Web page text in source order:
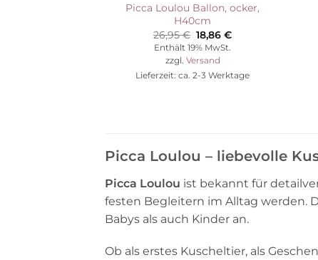
Picca Loulou Ballon, ocker,
H40cm
26,95€ Ursprünglicher
Preis
war:
26,95 €
18,86€Aktueller
Enthält 19% MwSt.
zzgl. Versand
Lieferzeit: ca. 2-3 Werktage
Picca Loulou – liebevolle
Picca Loulou ist bekannt für
festen Begleitern im Alltag werden.
Babys als auch Kinder an.
Ob als erstes Kuscheltier, als